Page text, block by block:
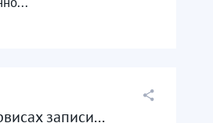
записи...